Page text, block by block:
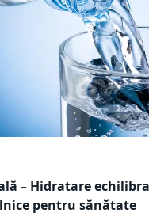
– Hidratare
pentru sănătate